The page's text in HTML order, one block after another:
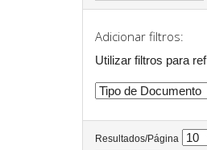
Adicionar filtros:
Utilizar filtros para
Resultados/Página